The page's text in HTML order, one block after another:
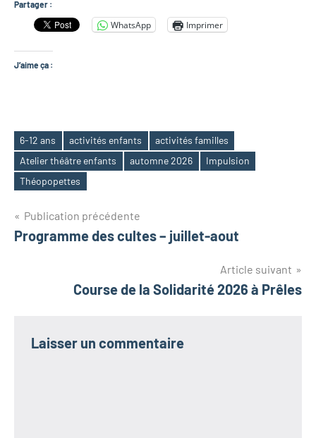
Partager :
WhatsApp Imprimer
J’aime ça :
Étiquettes
6-12 ans activités enfants
activités familles
Atelier théâtre enfants
automne 2026
Impulsion
Théopopettes
Navigation
de
Publication précédente
Programme des cultes – juillet-aout
Article suivant
Course de la Solidarité 2026 à Prêles
Laisser un commentaire